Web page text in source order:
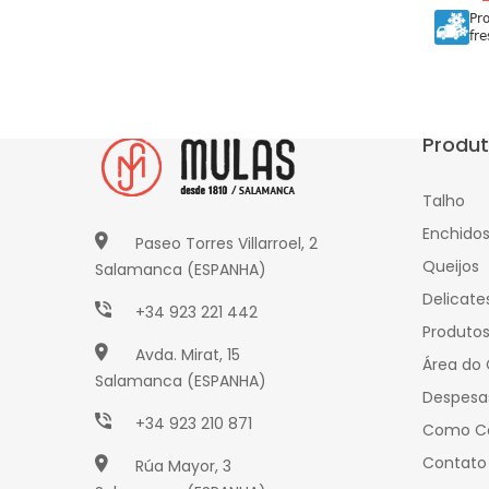
Paseo Torres Villarroel, 2
Salamanca (ESPANHA)
+34 923 221 442
Avda. Mirat, 15
Salamanca (ESPANHA)
+34 923 210 871
Rúa Mayor, 3
Talho
Enchidos
Queijos
Área do
Como
Contato